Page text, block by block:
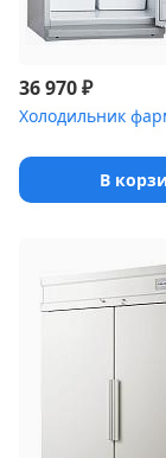
36 970₽
В